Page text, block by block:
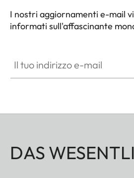
I nostri aggiornamenti e-mail
informati sull'affascinante
DAS